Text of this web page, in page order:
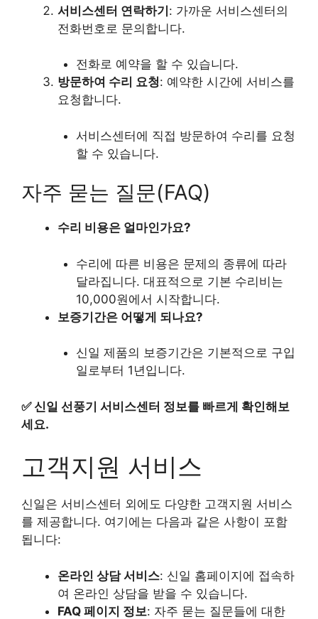
서비스센터 연락하기: 가까운 서비스센터의
전화번호로 문의합니다.
전화로 예약을 할 수 있습니다.
방문하여 수리 요청: 예약한 시간에 서비스를
요청합니다.
서비스센터에 직접 방문하여 수리를 요청
할 수 있습니다.
자주 묻는 질문(FAQ)
수리 비용은 얼마인가요?
수리에 따른 비용은 문제의 종류에 따라
달라집니다. 대표적으로 기본 수리비는
10,000원에서 시작합니다.
보증기간은 어떻게 되나요?
신일 제품의 보증기간은 기본적으로 구입
일로부터 1년입니다.
✅신일 선풍기 서비스센터 정보를 빠르게 확인해보
세요.
고객지원 서비스
신일은 서비스센터 외에도 다양한 고객지원 서비스
를 제공합니다. 여기에는 다음과 같은 사항이 포함
됩니다:
온라인 상담 서비스: 신일 홈페이지에 접속하
여 온라인 상담을 받을 수 있습니다.
FAQ 페이지 정보: 자주 묻는 질문들에 대한